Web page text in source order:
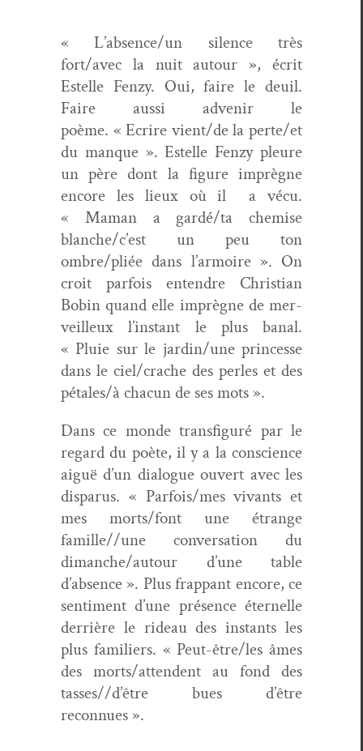
« L’absence/un silence très
fort/avec la nuit autour », écrit
Estelle Fen­zy. Oui, faire le deuil.
Faire aus­si advenir le
poème. « Ecrire vient/de la perte/et
du manque ». Estelle Fen­zy pleure
un père dont la fig­ure imprègne
encore les lieux où il
a vécu.
« Maman a gardé/ta chemise
blanche/c’est un peu ton
ombre/pliée dans l’armoire ». On
croit par­fois enten­dre Chris­t­ian
Bobin quand elle imprègne de mer­
veilleux l’instant le plus banal.
« Pluie sur le jardin/une princesse
dans le ciel/crache des per­les et des
pétales/à cha­cun de ses mots ».
Dans ce monde trans­fig­uré par le
regard du poète, il y a la con­science
aiguë d’un dia­logue ouvert avec les
dis­parus. « Parfois/mes vivants et
mes morts/font une étrange
famille//une con­ver­sa­tion du
dimanche/autour d’une table
d’absence ». Plus frap­pant encore, ce
sen­ti­ment d’une présence éter­nelle
der­rière le rideau des instants les
plus fam­i­liers. « Peut-être/les âmes
des morts/attendent au fond des
tasses//d’être bues d’être
reconnues ».